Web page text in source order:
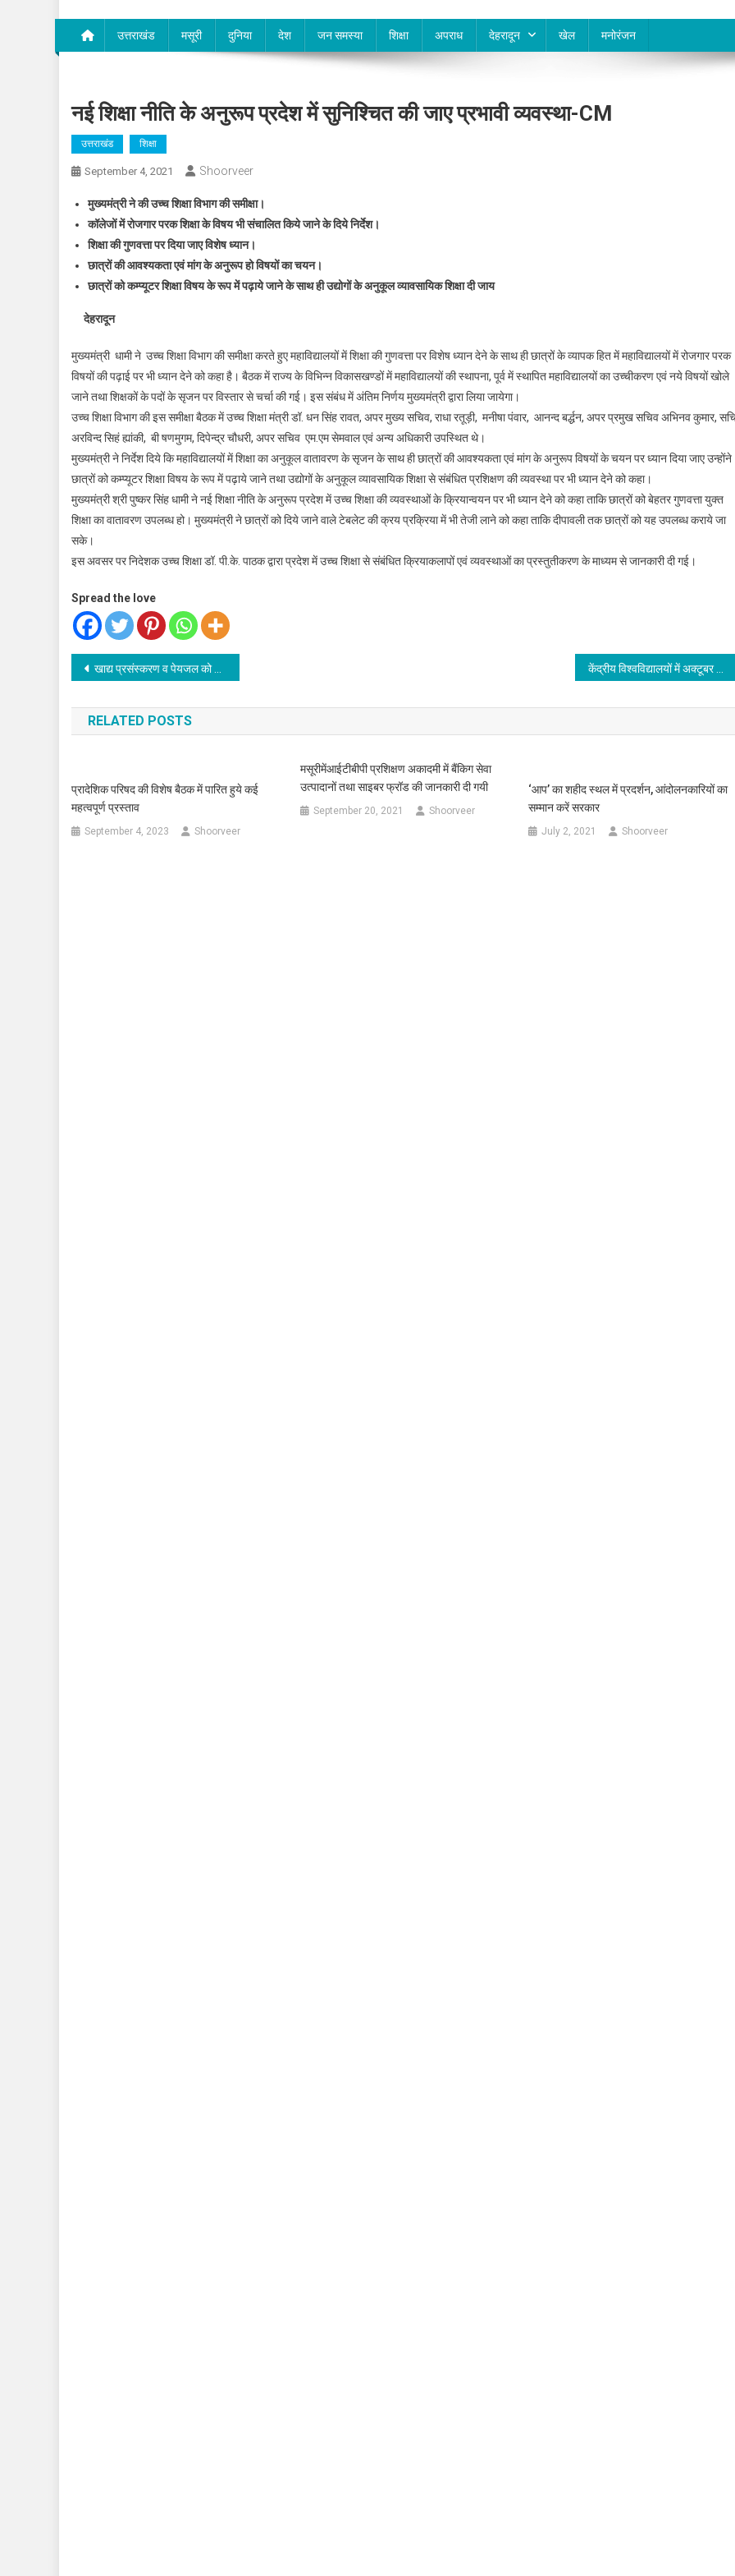
उत्तराखंड मसूरी दुनिया देश जन समस्या शिक्षा अपराध देहरादून खेल मनोरंजन
नई शिक्षा नीति के अनुरूप प्रदेश में सुनिश्चित की जाए प्रभावी व्यवस्था-CM
उत्तराखंड शिक्षा
September 4, 2021 Shoorveer
मुख्यमंत्री ने की उच्च शिक्षा विभाग की समीक्षा।
कॉलेजों में रोजगार परक शिक्षा के विषय भी संचालित किये जाने के दिये निर्देश।
शिक्षा की गुणवत्ता पर दिया जाए विशेष ध्यान।
छात्रों की आवश्यकता एवं मांग के अनुरूप हो विषयों का चयन।
छात्रों को कम्प्यूटर शिक्षा विषय के रूप में पढ़ाये जाने के साथ ही उद्योगों के अनुकूल व्यावसायिक शिक्षा दी जाय
देहरादून
मुख्यमंत्री धामी ने उच्च शिक्षा विभाग की समीक्षा करते हुए महाविद्यालयों में शिक्षा की गुणवत्ता पर विशेष ध्यान देने के साथ ही छात्रों के व्यापक हित में महाविद्यालयों में रोजगार परक
विषयों की पढ़ाई पर भी ध्यान देने को कहा है। बैठक में राज्य के विभिन्न विकासखण्डों में महाविद्यालयों की स्थापना, पूर्व में स्थापित महाविद्यालयों का उच्चीकरण एवं नये विषयों खोले
जाने तथा शिक्षकों के पदों के सृजन पर विस्तार से चर्चा की गई। इस संबंध में अंतिम निर्णय मुख्यमंत्री द्वारा लिया जायेगा।
उच्च शिक्षा विभाग की इस समीक्षा बैठक में उच्च शिक्षा मंत्री डॉ. धन सिंह रावत, अपर मुख्य सचिव, राधा रतूड़ी, मनीषा पंवार, आनन्द बर्द्धन, अपर प्रमुख सचिव अभिनव कुमार,
अरविन्द सिहं ह्यांकी, बी षणमुगम, दिपेन्द्र चौधरी, अपर सचिव एम.एम सेमवाल एवं अन्य अधिकारी उपस्थित थे।
मुख्यमंत्री ने निर्देश दिये कि महाविद्यालयों में शिक्षा का अनुकूल वातावरण के सृजन के साथ ही छात्रों की आवश्यकता एवं मांग के अनुरूप विषयों के चयन पर ध्यान दिया जाए उन्होंने
छात्रों को कम्प्यूटर शिक्षा विषय के रूप में पढ़ाये जाने तथा उद्योगों के अनुकूल व्यावसायिक शिक्षा से संबंधित प्रशिक्षण की व्यवस्था पर भी ध्यान देने को कहा।
मुख्यमंत्री श्री पुष्कर सिंह धामी ने नई शिक्षा नीति के अनुरूप प्रदेश में उच्च शिक्षा की व्यवस्थाओं के क्रियान्वयन पर भी ध्यान देने को कहा ताकि छात्रों को बेहतर गुणवत्ता युक्त
शिक्षा का वातावरण उपलब्ध हो। मुख्यमंत्री ने छात्रों को दिये जाने वाले टेबलेट की क्रय प्रक्रिया में भी तेजी लाने को कहा ताकि दीपावली तक छात्रों को यह उपलब्ध कराये जा
सके।
इस अवसर पर निदेशक उच्च शिक्षा डॉ. पी.के. पाठक द्वारा प्रदेश में उच्च शिक्षा से संबंधित क्रियाकलापों एवं व्यवस्थाओं का प्रस्तुतीकरण के माध्यम से जानकारी दी गई।
Spread the love
Post
navigation
खाद्य प्रसंस्करण व पेयजल को लेकर केंद्रीय राज्य मंत्री से मिले महाराज
RELATED POSTS
प्रादेशिक परिषद की विशेष बैठक में पारित हुये कई
महत्वपूर्ण प्रस्ताव
September 4, 2023 Shoorveer
मसूरीमेंआईटीबीपी प्रशिक्षण अकादमी में बैंकिग सेवा
उत्पादानों तथा साइबर फ्रॉड की जानकारी दी गयी
September 20, 2021 Shoorveer
‘आप’ का शहीद स्थल में प्रदर्शन, आंदोलनकारियों का
सम्मान करें सरकार
July 2, 2021 Shoorveer